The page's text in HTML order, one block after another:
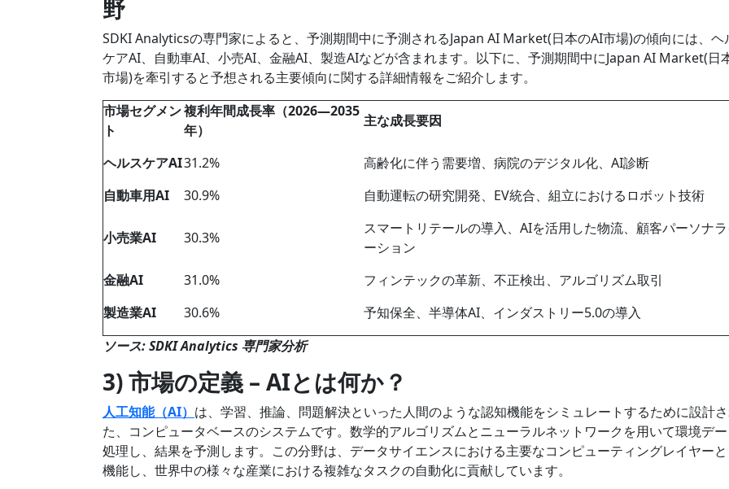
野
SDKI Analyticsの専門家によると、予測期間中に予測されるJapan AI Market(日本のAI市場)の傾向には、ヘ
ケアAI、自動車AI、小売AI、金融AI、製造AIなどが含まれます。以下に、予測期間中にJapan AI Market(日
市場)を牽引すると予想される主要傾向に関する詳細情報をご紹介します。
市場セグメン
ト
複利年間成長率（2026―2035
年）
主な成長要因
ヘルスケアAI31.2%
高齢化に伴う需要増、病院のデジタル化、AI診断
自動車用AI
30.9% 自動運転の研究開発、EV統合、組立におけるロボット技術
小売業AI 30.3%
スマートリテールの導入、AIを活用した物流、顧客パーソナ
ーション
金融AI
31.0%
フィンテックの革新、不正検出、アルゴリズム取引
製造業AI
30.6%
予知保全、半導体AI、インダストリー5.0の導入
ソース: SDKI Analytics 専門家分析
3) 市場の定義 – AIとは何か？
人工知能（AI） は、学習、推論、問題解決といった人間のような認知機能をシミュレートするために設計
た、コンピュータベースのシステムです。数学的アルゴリズムとニューラルネットワークを用いて環境デ
処理し、結果を予測します。この分野は、データサイエンスにおける主要なコンピューティングレイヤー
機能し、世界中の様々な産業における複雑なタスクの自動化に貢献しています。